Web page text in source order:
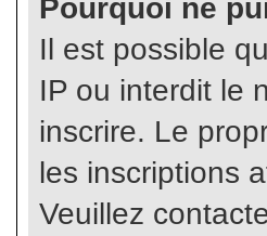
Pourquoi ne
Il est possible
IP ou interdit le
inscrire. Le
les inscriptions
Veuillez